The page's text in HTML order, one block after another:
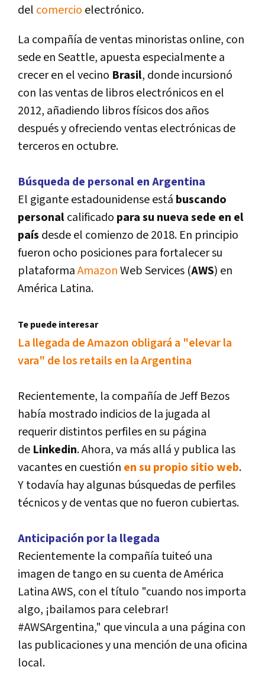
del comercio electrónico.
La compañí­a de ventas minoristas online, con
sede en Seattle, apuesta especialmente a
crecer en el vecino Brasil, donde incursionó
con las ventas de libros electrónicos en el
2012, añadiendo libros fí­sicos dos años
después y ofreciendo ventas electrónicas de
terceros en octubre.
Búsqueda de personal en Argentina
El gigante estadounidense está buscando
personalcalificado para su nueva sede en el
paí­s desde el comienzo de 2018. En principio
fueron ocho posiciones para fortalecer su
plataformaAmazonWeb Services (AWS) en
América Latina.
Te puede interesar
La llegada de Amazon obligará a "elevar la
vara" de los retails en la Argentina
Recientemente, la compañí­a de Jeff Bezos
habí­a mostrado indicios de la jugada al
requerir distintos perfiles en su página
de Linkedin. Ahora, va más allá y publica las
vacantes en cuestión en su propio sitio web.
Y todaví­a hay algunas búsquedas de perfiles
técnicos y de ventas que no fueron cubiertas.
Anticipación por la llegada
Recientemente la compañí­a tuiteó una
imagen de tango en su cuenta de América
Latina AWS, con el tí­tulo "cuando nos importa
algo, ¡bailamos para celebrar!
#AWSArgentina," que vincula a una página con
las publicaciones y una mención de una oficina
local.